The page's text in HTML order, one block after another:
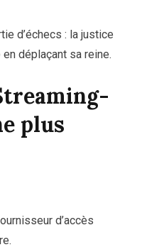
d’échecs : la justice
déplaçant sa reine.
plus
d’accès